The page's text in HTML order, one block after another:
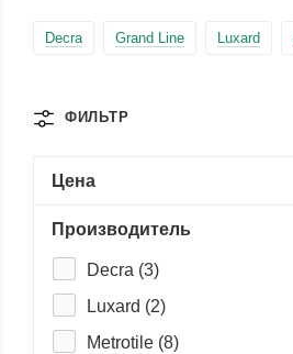
Decra Grand Line Luxard
ФИЛЬТР
Цена
Производитель
Decra (3)
Luxard (2)
Metrotile (8)